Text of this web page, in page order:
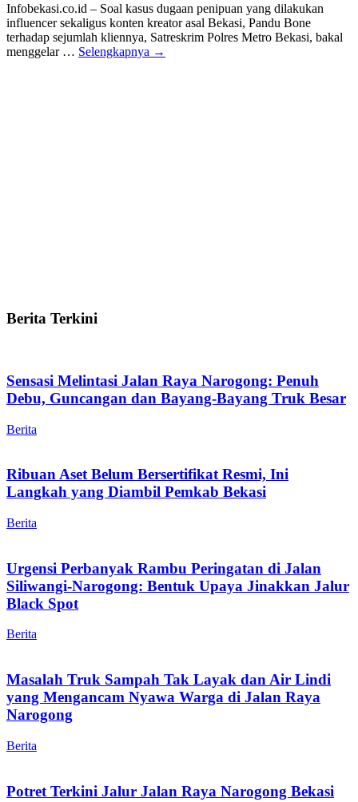
Infobekasi.co.id – Soal kasus dugaan penipuan yang dilakukan
influencer sekaligus konten kreator asal Bekasi, Pandu Bone
terhadap sejumlah kliennya, Satreskrim Polres Metro Bekasi, bakal
menggelar … Selengkapnya →
Berita Terkini
Sensasi Melintasi Jalan Raya Narogong: Penuh
Debu, Guncangan dan Bayang-Bayang Truk Besar
Berita
Ribuan Aset Belum Bersertifikat Resmi, Ini
Langkah yang Diambil Pemkab Bekasi
Berita
Urgensi Perbanyak Rambu Peringatan di Jalan
Siliwangi-Narogong: Bentuk Upaya Jinakkan Jalur
Black Spot
Berita
Masalah Truk Sampah Tak Layak dan Air Lindi
yang Mengancam Nyawa Warga di Jalan Raya
Narogong
Berita
Potret Terkini Jalur Jalan Raya Narogong Bekasi